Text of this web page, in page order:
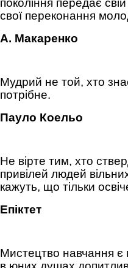
покоління передає
свої переконання
А. Макаренко
Мудрий не той, хто
потрібне.
Пауло Коельо
Не вірте тим, хто
привілей людей
кажуть, що тільки
Епіктет
Мистецтво навчання є